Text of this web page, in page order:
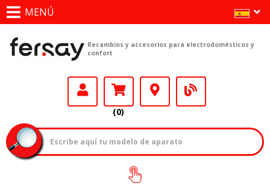
MENÚ
Recambios y accesorios para electrodomésticos y
confort
(0)
¿Cómo encontrar
tu modelo?